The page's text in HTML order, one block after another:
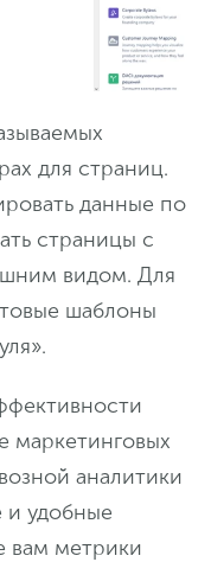
для страниц.
данные по
страницы с
видом. Для
шаблоны
маркетинговых
аналитики
и удобные
вам метрики